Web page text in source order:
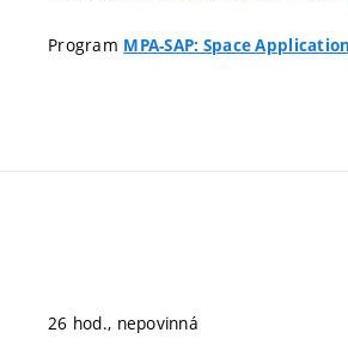
Program MPA-SAP: Space
26 hod., nepovinná